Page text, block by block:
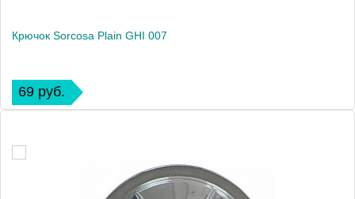
Крючок Sorcosa Plain GHI 007
69 руб.